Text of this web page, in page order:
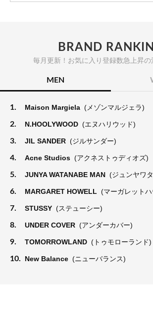
BRAND
毎月更新！お気に入り登録数急上昇の
MEN
1. Maison Margiela (メゾンマルジェラ)
2. N.HOOLYWOOD (エヌハリウッド)
3. JIL SANDER (ジルサンダー)
4. Acne Studios (アクネストゥディオズ)
5. JUNYA WATANABE MAN (ジュンヤワ
6. MARGARET HOWELL (マーガレット
7. STUSSY (ステューシー)
8. UNDER COVER (アンダーカバー)
9. TOMORROWLAND (トゥモローランド)
10. New Balance (ニューバランス)